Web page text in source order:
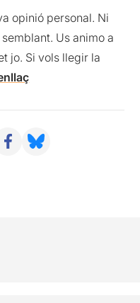
opinió personal. Ni
Us animo a
jo. Si vols llegir la